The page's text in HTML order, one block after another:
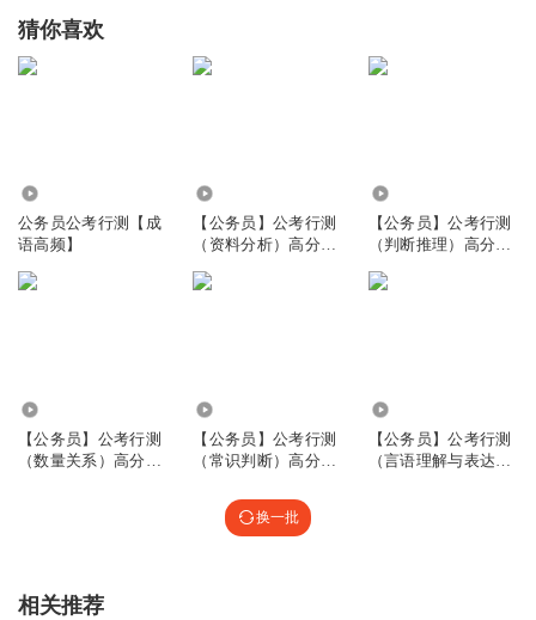
猜你喜欢
公务员公考行测【成
语高频】
【公务员】公考行测
（资料分析）高分模
【公务员】公考行测
（判断推理）高分模
【公务员】公考行测
（数量关系）高分模
【公务员】公考行测
（常识判断）高分模
【公务员】公考行测
（言语理解与表达）
换一批
相关推荐